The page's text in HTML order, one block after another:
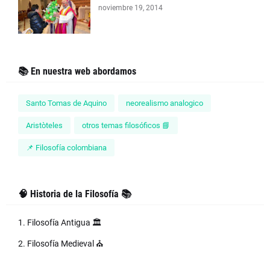
noviembre 19, 2014
📚 En nuestra web abordamos
Santo Tomas de Aquino neorealismo analogico
Aristòteles otros temas filosóficos 📘
📌 Filosofía colombiana
🧠 Historia de la Filosofía 📚
1. Filosofía Antigua 🏛️
2. Filosofía Medieval ⛪